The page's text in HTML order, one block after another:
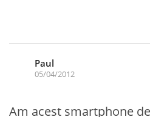
Paul
05/04/2012
Am acest smartphone